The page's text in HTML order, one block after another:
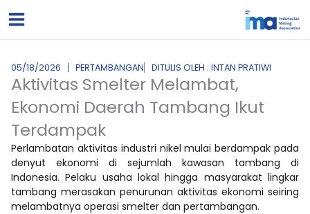
ke
05/18/2026 PERTAMBANGAN DITULIS OLEH : INTAN PRATIWI
Aktivitas Smelter Melambat,
Ekonomi Daerah Tambang Ikut
Terdampak
Perlambatan aktivitas industri nikel mulai berdampak pada
denyut ekonomi di sejumlah kawasan tambang di
Indonesia. Pelaku usaha lokal hingga masyarakat lingkar
tambang merasakan penurunan aktivitas ekonomi seiring
melambatnya operasi smelter dan pertambangan.